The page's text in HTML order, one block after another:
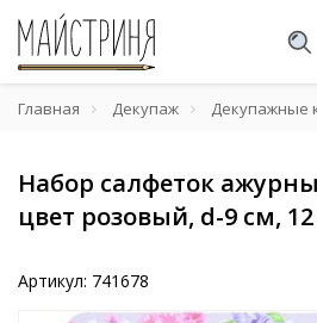
Главная Декупаж Декупажные
Набор салфеток
цвет розовый, d-9 см,
Артикул: 741678